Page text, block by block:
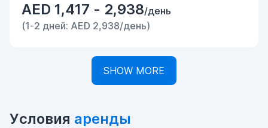
AED 1,417 - 2,938/день
(1-2 дней: AED 2,938/день)
SHOW MORE
Условия аренды